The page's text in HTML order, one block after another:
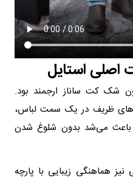
اصلی استایل
شک کت ساناز ارجمند بود.
ظریف در یک سمت لباس،
باعث می‌شد بدون شلوغ شدن
هماهنگی زیبایی با پارچه